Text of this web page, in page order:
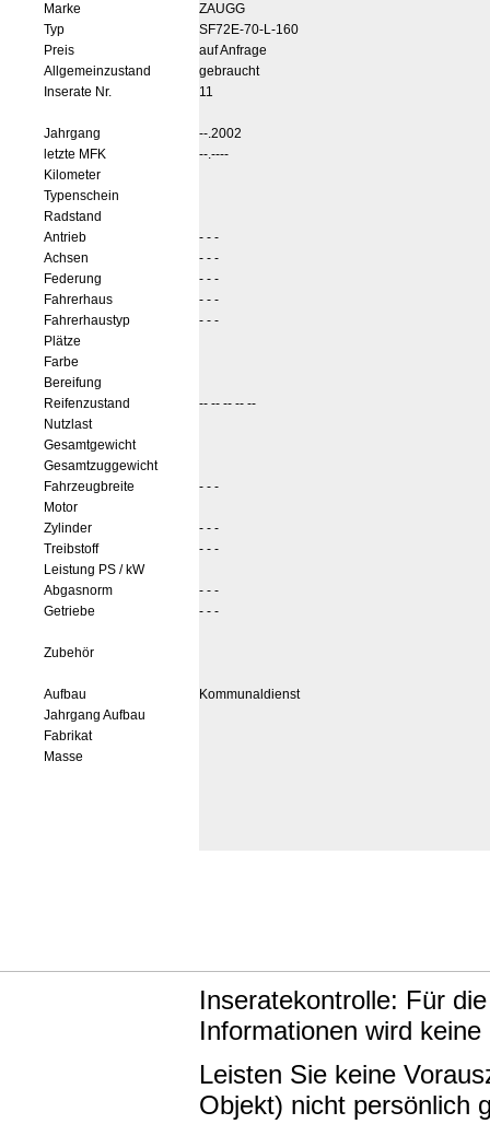
Marke
ZAUGG
Typ
SF72E-70-L-160
Preis
auf Anfrage
Allgemeinzustand
gebraucht
Inserate Nr.
11
Jahrgang
--.2002
letzte MFK
--.----
Kilometer
Typenschein
Radstand
Antrieb
- - -
Achsen
- - -
Federung
- - -
Fahrerhaus
- - -
Fahrerhaustyp
- - -
Plätze
Farbe
Bereifung
Reifenzustand
-- -- -- -- --
Nutzlast
Gesamtgewicht
Gesamtzuggewicht
Fahrzeugbreite
- - -
Motor
Zylinder
- - -
Treibstoff
- - -
Leistung PS / kW
Abgasnorm
- - -
Getriebe
- - -
Zubehör
Aufbau
Kommunaldienst
Jahrgang Aufbau
Fabrikat
Masse
Inseratekontrolle: Für
Informationen wird
Leisten Sie keine
Objekt) nicht persönlich